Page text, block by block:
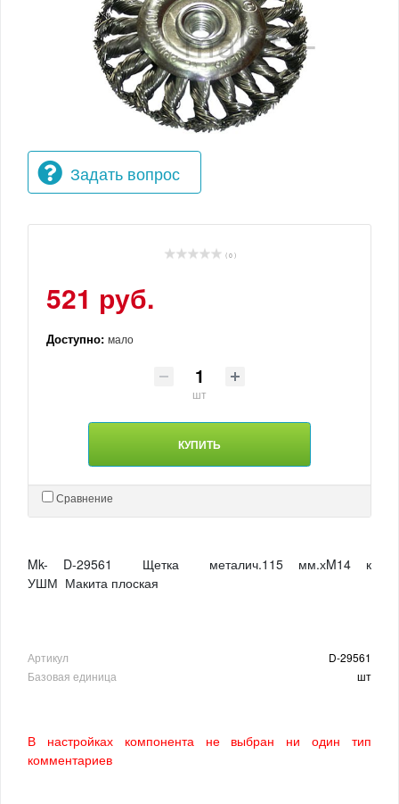
Задать вопрос
( 0 )
521 руб.
Доступно: мало
шт
КУПИТЬ
Сравнение
Mk- D-29561 Щетка металич.115 мм.хM14 к
УШМ Макита плоская
Артикул
D-29561
Базовая единица
шт
В настройках компонента не выбран ни один тип
комментариев